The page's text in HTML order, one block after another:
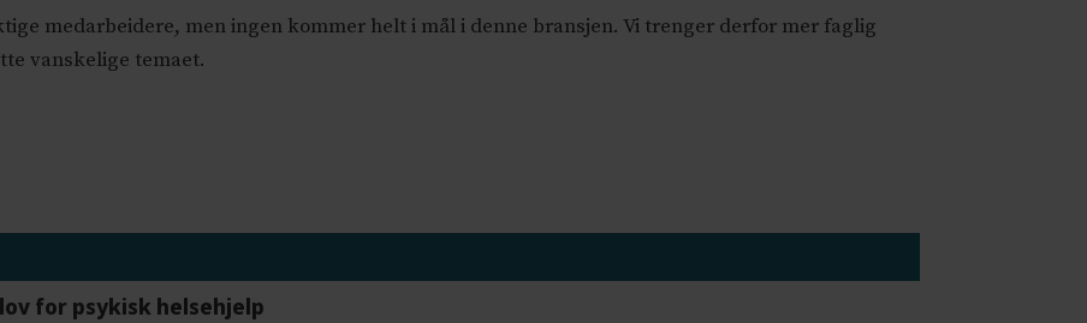
medarbeidere, men ingen kommer helt i mål i denne bransjen. Vi trenger derfor mer faglig
vanskelige temaet.
for psykisk helsehjelp